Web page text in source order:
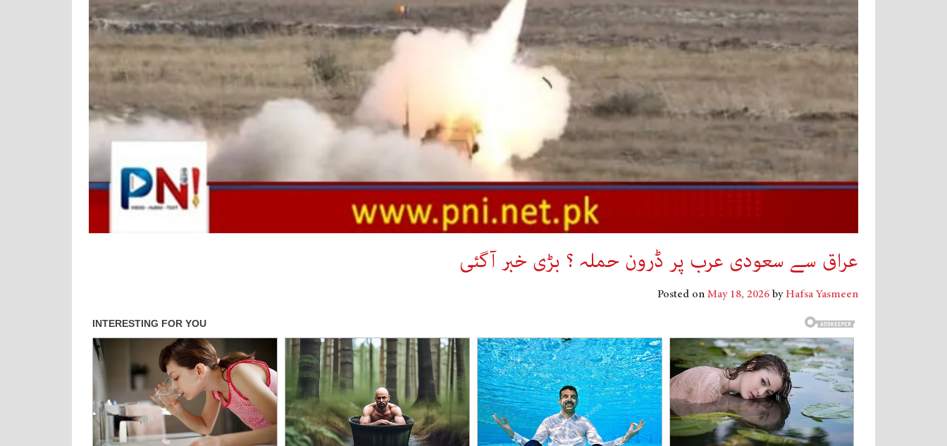
عراق سے سعودی عرب پر ڈرون حملہ ؟ بڑی خبر آگئی
Posted onMay 18, 2026byHafsa Yasmeen